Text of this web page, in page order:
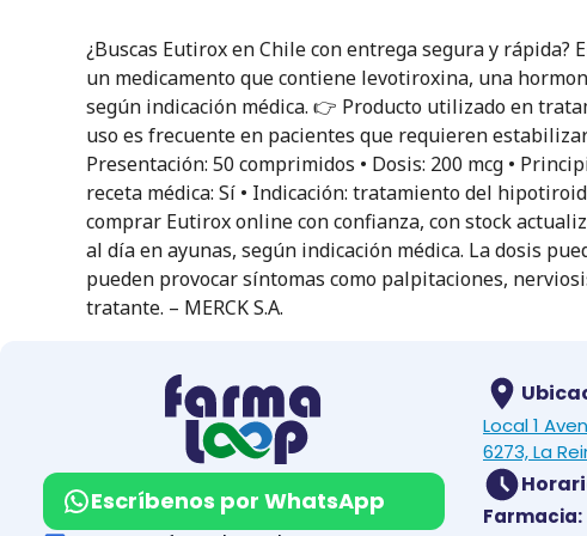
¿Buscas Eutirox en Chile con entrega segura y rápida?
un medicamento que contiene levotiroxina, una
según indicación médica. 👉 Producto utilizado en
uso es frecuente en pacientes que requieren
Presentación: 50 comprimidos • Dosis: 200 mcg •
receta médica: Sí • Indicación: tratamiento del
comprar Eutirox online con confianza, con stock
al día en ayunas, según indicación médica. La dosis
pueden provocar síntomas como palpitaciones,
tratante. – MERCK S.A.
Escríbenos por WhatsApp
Local 1
6273, La
Farmacia: